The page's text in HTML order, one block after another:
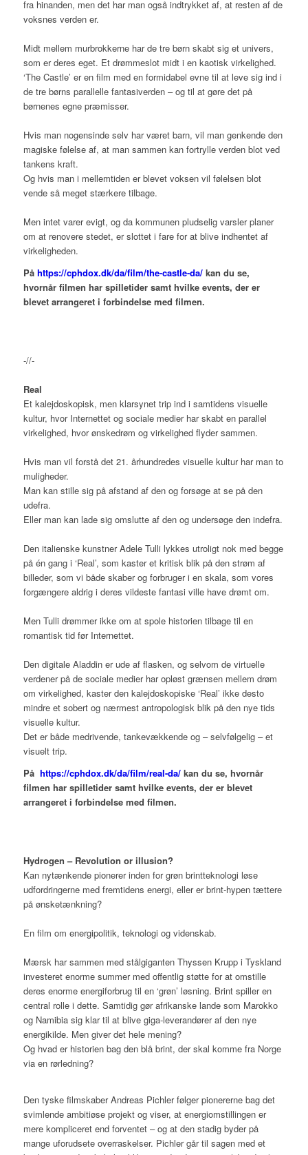
fra hinanden, men det har man også indtrykket af, at resten af de
voksnes verden er.
Midt mellem murbrokkerne har de tre børn skabt sig et univers,
som er deres eget. Et drømmeslot midt i en kaotisk virkelighed.
‘The Castle’ er en film med en formidabel evne til at leve sig ind i
de tre børns parallelle fantasiverden – og til at gøre det på
børnenes egne præmisser.
Hvis man nogensinde selv har været barn, vil man genkende den
magiske følelse af, at man sammen kan fortrylle verden blot ved
tankens kraft.
Og hvis man i mellemtiden er blevet voksen vil følelsen blot
vende så meget stærkere tilbage.
Men intet varer evigt, og da kommunen pludselig varsler planer
om at renovere stedet, er slottet i fare for at blive indhentet af
virkeligheden.
På https://cphdox.dk/da/film/the-castle-da/kan du se,
hvornår filmen har spilletider samt hvilke events, der er
blevet arrangeret i forbindelse med filmen.
-//-
Real
Et kalejdoskopisk, men klarsynet trip ind i samtidens visuelle
kultur, hvor Internettet og sociale medier har skabt en parallel
virkelighed, hvor ønskedrøm og virkelighed flyder sammen.
Hvis man vil forstå det 21. århundredes visuelle kultur har man to
muligheder.
Man kan stille sig på afstand af den og forsøge at se på den
udefra.
Eller man kan lade sig omslutte af den og undersøge den indefra.
Den italienske kunstner Adele Tulli lykkes utroligt nok med begge
på én gang i ‘Real’, som kaster et kritisk blik på den strøm af
billeder, som vi både skaber og forbruger i en skala, som vores
forgængere aldrig i deres vildeste fantasi ville have drømt om.
Men Tulli drømmer ikke om at spole historien tilbage til en
romantisk tid før Internettet.
Den digitale Aladdin er ude af flasken, og selvom de virtuelle
verdener på de sociale medier har opløst grænsen mellem drøm
om virkelighed, kaster den kalejdoskopiske ‘Real’ ikke desto
mindre et sobert og nærmest antropologisk blik på den nye tids
visuelle kultur.
Det er både medrivende, tankevækkende og – selvfølgelig – et
visuelt trip.
På https://cphdox.dk/da/film/real-da/kan du se, hvornår
filmen har spilletider samt hvilke events, der er blevet
arrangeret i forbindelse med filmen.
Hydrogen – Revolution or illusion?
Kan nytænkende pionerer inden for grøn brintteknologi løse
udfordringerne med fremtidens energi, eller er brint-hypen tættere
på ønsketænkning?
En film om energipolitik, teknologi og videnskab.
Mærsk har sammen med stålgiganten Thyssen Krupp i Tyskland
investeret enorme summer med offentlig støtte for at omstille
deres enorme energiforbrug til en ‘grøn’ løsning. Brint spiller en
central rolle i dette. Samtidig gør afrikanske lande som Marokko
og Namibia sig klar til at blive giga-leverandører af den nye
energikilde. Men giver det hele mening?
Og hvad er historien bag den blå brint, der skal komme fra Norge
via en rørledning?
Den tyske filmskaber Andreas Pichler følger pionererne bag det
svimlende ambitiøse projekt og viser, at energiomstillingen er
mere kompliceret end forventet – og at den stadig byder på
mange uforudsete overraskelser. Pichler går til sagen med et